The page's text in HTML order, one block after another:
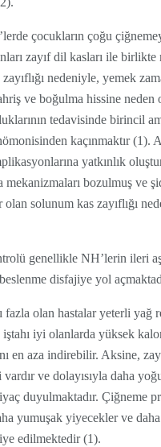
çocukların çoğu
zayıf dil kasları ile birlikte
nedeniyle, yemek
ve boğulma hissine neden
tedavisinde birincil
kaçınmaktır (1).
yatkınlık
mekanizmaları bozulmuş ve
olan solunum kas zayıflığı
genellikle NH’lerin ileri
disfajiye yol
fazla olan hastalar yeterli yağ
iyi olanlarda yüksek
en aza indirebilir. Aksine,
ve dolayısıyla daha
duyulmaktadır. Çiğneme
yumuşak yiyecekler ve
edilmektedir (1).